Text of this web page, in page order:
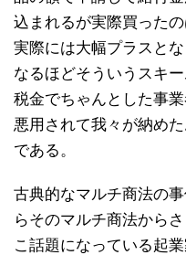
込まれるが実際買った
実際には大幅プラスとな
なるほどそういうスキー
税金でちゃんとした事
悪用されて我々が納め
である。
古典的なマルチ商法の
らそのマルチ商法から
こ話題になっている起